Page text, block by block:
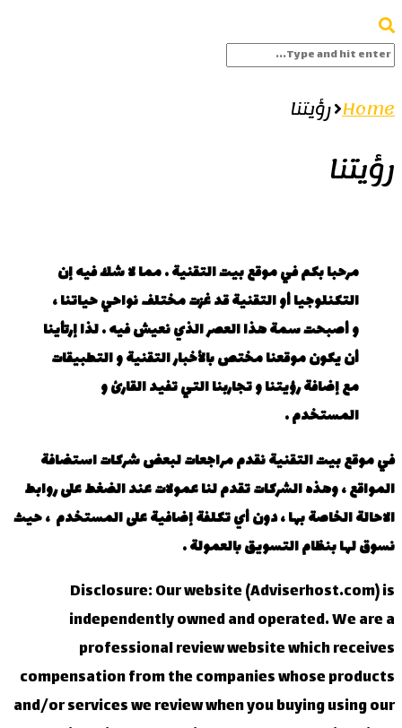
Home رؤيتنا
رؤيتنا
مرحبا بكم في موقع بيت التقنية . مما لا شك فيه إن
التكنلوجيا أو التقنية قد غزت مختلف نواحي حياتنا ،
و أصبحت سمة هذا العصر الذي نعيش فيه . لذا إرتأينا
أن يكون موقعنا مختص بالأخبار التقنية و التطبيقات
مع إضافة رؤيتنا و تجاربنا التي تفيد القارئ و
المستخدم .
في موقع بيت التقنية نقدم مراجعات لبعض شركات استضافة
المواقع ، وهذه الشركات تقدم لنا عمولات عند الضغط على روابط
الاحالة الخاصة بها ، دون أي تكلفة إضافية على المستخدم ، حيث
نسوق لها بنظام التسويق بالعمولة .
Disclosure: Our website (Adviserhost.com) is
independently owned and operated. We are a
professional review website which receives
compensation from the companies whose products
and/or services we review when you buying using our